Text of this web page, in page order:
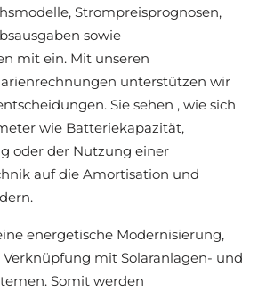
Strompreisprognosen,
sowie
mit ein. Mit unseren
unterstützen wir
Sie sehen , wie sich
wie Batteriekapazität,
oder der Nutzung einer
auf die Amortisation und
energetische Modernisierung,
mit Solaranlagen- und
Somit werden